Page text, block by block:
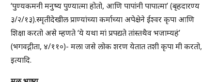
‘पुण्यकमनी मनुष्य पुण्यात्मा होतो, आणि पापांनी पापात्मा’ (बृहदारण्य
३/२/१३).स्मृतीदेखील प्राण्यांच्या कर्माच्या अपेक्षेने ईश्वर कृपा आणि
शिक्षा करतो असे म्हणते ‘ये यथा मां प्रपद्यते तांस्तथैव भजाम्यहं’
(भगवद्गीता, ४/११०)- मला जसे लोक शरण येतात तशी कृपा मी करतो,
इत्यादि.